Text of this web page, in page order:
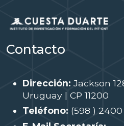
Contacto
Dirección: Jackson
Uruguay | CP 11200
Teléfono: (598 )